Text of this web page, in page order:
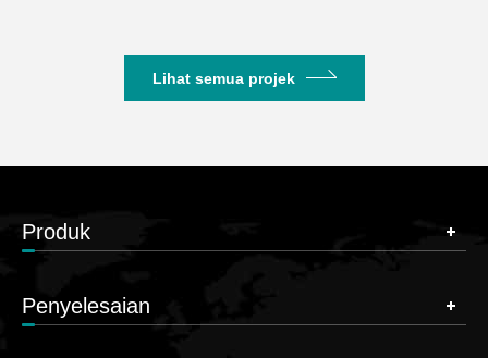
Lihat semua projek
Produk
Penyelesaian